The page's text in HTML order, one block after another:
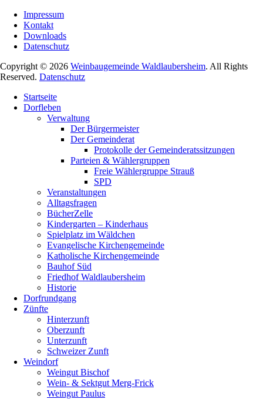
Impressum
Kontakt
Downloads
Datenschutz
Copyright © 2026 Weinbaugemeinde Waldlaubersheim. All Rights
Reserved. Datenschutz
oben
scrollen
Startseite
Dorfleben
Verwaltung
Der Bürgermeister
Der Gemeinderat
Protokolle der Gemeinderatssitzungen
Parteien & Wählergruppen
Freie Wählergruppe Strauß
SPD
Veranstaltungen
Alltagsfragen
BücherZelle
Kindergarten – Kinderhaus
Spielplatz im Wäldchen
Evangelische Kirchengemeinde
Katholische Kirchengemeinde
Bauhof Süd
Friedhof Waldlaubersheim
Historie
Dorfrundgang
Zünfte
Hinterzunft
Oberzunft
Unterzunft
Schweizer Zunft
Weindorf
Weingut Bischof
Wein- & Sektgut Merg-Frick
Weingut Paulus